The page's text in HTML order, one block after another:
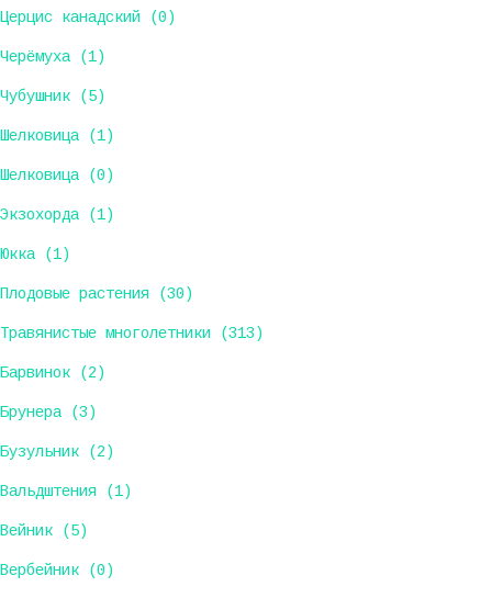
Церцис канадский (0)
Черёмуха (1)
Чубушник (5)
Шелковица (1)
Шелковица (0)
Экзохорда (1)
Юкка (1)
Плодовые растения (30)
Травянистые многолетники (313)
Барвинок (2)
Брунера (3)
Бузульник (2)
Вальдштения (1)
Вейник (5)
Вербейник (0)